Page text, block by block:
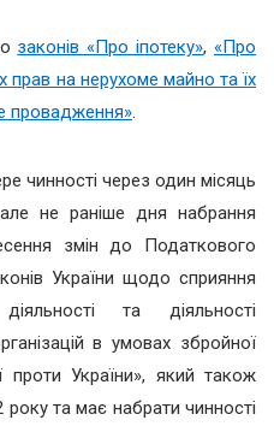
законів «Про іпотеку», «Про
прав на нерухоме майно та їх
провадження».
чинності через один місяць
не раніше дня набрання
змін до Податкового
України щодо сприяння
та діяльності
в умовах збройної
проти України», який також
та має набрати чинності